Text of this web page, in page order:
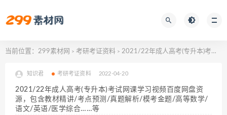
当前位置： 299素材网 > 考研考证资料 > 2021/22年成人高考(专升本)考试网课学习视频百度网盘资源，包含教材精讲/考点预测/真题解析/模考金题/高等数学/语文/英语/医学综合……等
知识君 考研考证资料 2022-04-20
2021/22年成人高考(专升本)考试网课学习视频百度网盘资
源，包含教材精讲/考点预测/真题解析/模考金题/高等数学/
语文/英语/医学综合……等